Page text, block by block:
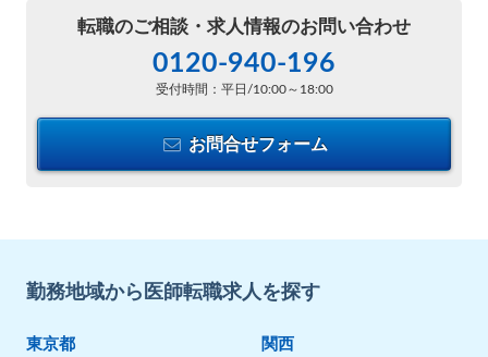
転職のご相談・ 求人情報のお問い合わせ
0120-940-196
受付時間：平日/10:00～18:00
お問合せフォーム
勤務地域から医師転職求人を探す
東京都 関西